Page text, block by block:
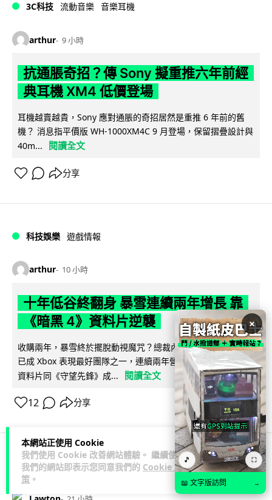
本網站正使用 Cookie
我們使用 Cookie 改善網站體驗。 繼續使用
我們的網站即表示您同意我們的 Cookie 政
策 。
3C科技 流動音樂 音樂耳機
arthur 9 小時
抗通脹奇招？傳 Sony 擬重推六年前經
典耳機 XM4 低價登場
耳機越賣越貴，Sony 應對通脹的奇招居然是重推 6 年前的舊
機？ 消息指平價版 WH-1000XM4C 9 月登場，保留摺疊設計與
40m...
閱讀全文
分享
科技娛樂 遊戲情報
arthur 10 小時
十年低谷終翻身 暴雪連續兩年增長 靠
《暗黑 4》資料片逆襲
收購兩年，暴雪終於擺脫動視魔咒？總裁內部電郵流出：暴雪
已成 Xbox 表現最好團隊之一，連續兩年營收增長。《暗黑 4》
資料片同《守望先鋒》成...
閱讀全文
12 分享
3C科技 手提電話
×
🎵 ⛶
📖 文字版訪問 →